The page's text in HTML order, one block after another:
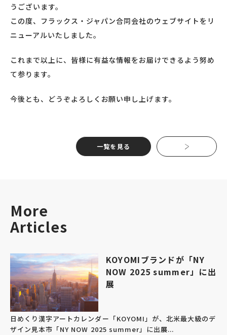
うございます。
この度、フラックス・ジャパン合同会社のウェブサイトをリ
ニューアルいたしました。
これまで以上に、皆様に有益な情報をお届けできるよう努め
て参ります。
今後とも、どうぞよろしくお願い申し上げます。
一覧を見る
More
Articles
KOYOMIブランドが「NY
NOW 2025 summer」に出
展
日めくり漢字アートカレンダー「KOYOMI」が、北米最大級のデ
ザイン見本市「NY NOW 2025 summer」に出展...